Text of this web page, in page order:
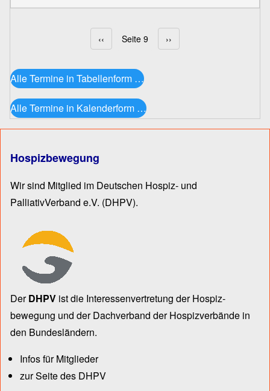
Seitennummerierung
Vorherige Seite
‹‹ Seite 9 Nächste Seite
››
Alle Termine in Tabellenform …
Alle Termine in Kalenderform …
Hospizbewegung
Wir sind Mitglied im Deutschen Hospiz- und
PalliativVerband e.V. (DHPV).
DerDHPV ist die Inter­essen­ver­tre­tung der Hospiz­
bewegung und der Dach­verband der Hospiz­verbände in
den Bun­des­län­dern.
Infos für Mitglieder
zur Seite des DHPV